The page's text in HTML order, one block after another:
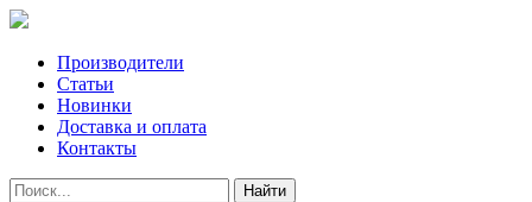
Производители
Статьи
Новинки
Доставка и оплата
Контакты
Найти